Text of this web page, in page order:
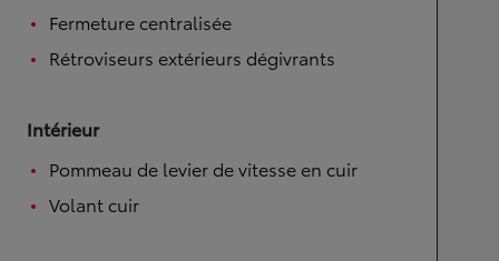
Fermeture centralisée
Rétroviseurs extérieurs dégivrants
Intérieur
Pommeau de levier de vitesse en cuir
Volant cuir